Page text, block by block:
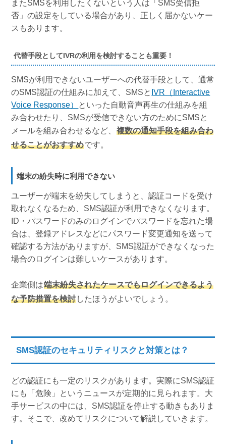
またSMSを利用したくないという人は「SMS受信拒
否」の設定をしている場合があり、正しく届かないケー
スもあります。
代替手段としてIVRの利用を検討することも重要！
SMSが利用できないユーザーへの代替手段として、通常
のSMS認証の仕組みに加えて、SMSと IVR（Interactive
Voice Response） といった自動音声再生の仕組みを組
み合わせたり、SMSが受信できない方のためにSMSと
メールを組み合わせるなど、 複数の通知手段を組み合わ
せることがおすすめです。
端末の紛失時に利用できない
ユーザーが端末を紛失してしまうと、認証コードを受け
取れなくなるため、SMS認証が利用できなくなります。
ID・パスワードのみのログインでパスワードを忘れた場
合は、登録アドレスなどにパスワード変更通知を送って
確認する方法がありますが、SMS認証ができなくなった
場合のログインは難しいケースがあります。
企業側は端末紛失されたケースでもログインできるよう
な予防措置を検討 したほうがよいでしょう。
SMS認証のセキュリティリスクと対策とは？
どの認証にも一定のリスクがあります。実際にSMS認証
にも「危険」というニュースが定期的に見られます。大
手サービスの中には、SMS認証を停止する動きもありま
す。そこで、改めてリスクについて解説していきます。